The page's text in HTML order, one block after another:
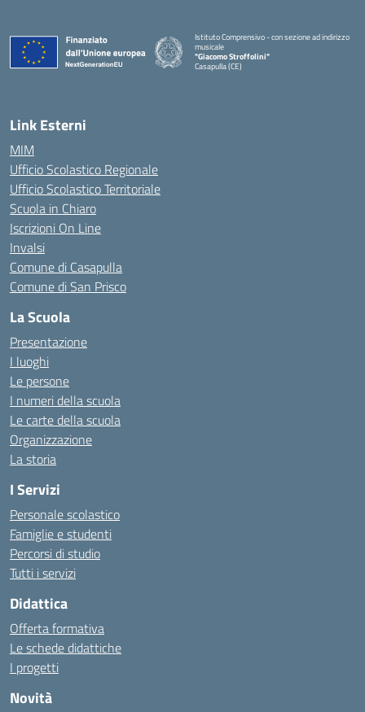
Istituto Comprensivo - con sezione ad indirizzo
musicale
"Giacomo Stroffolini"
Casapulla (CE)
Link Esterni
MIM
Ufficio Scolastico Regionale
Ufficio Scolastico Territoriale
Scuola in Chiaro
Iscrizioni On Line
Invalsi
Comune di Casapulla
Comune di San Prisco
La Scuola
Presentazione
I luoghi
Le persone
I numeri della scuola
Le carte della scuola
Organizzazione
La storia
I Servizi
Personale scolastico
Famiglie e studenti
Percorsi di studio
Tutti i servizi
Didattica
Offerta formativa
Le schede didattiche
I progetti
Novità